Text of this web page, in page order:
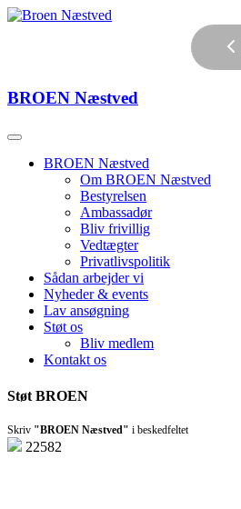
BROEN Næstved
BROEN Næstved
Om BROEN Næstved
Bestyrelsen
Ambassadør
Bliv frivillig
Vedtægter
Privatlivspolitik
Sådan arbejder vi
Nyheder & events
Lav ansøgning
Støt os
Bliv medlem
Kontakt os
Støt BROEN
Skriv "BROEN Næstved" i beskedfeltet
22582